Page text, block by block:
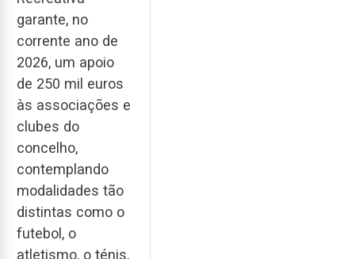
garante, no
corrente ano de
2026, um apoio
de 250 mil euros
às associações e
clubes do
concelho,
contemplando
modalidades tão
distintas como o
futebol, o
atletismo, o ténis,